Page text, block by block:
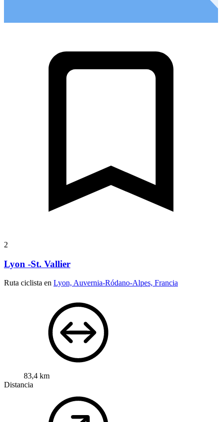
2
Lyon -St. Vallier
Ruta ciclista en Lyon, Auvernia-Ródano-Alpes, Francia
83,4 km
Distancia